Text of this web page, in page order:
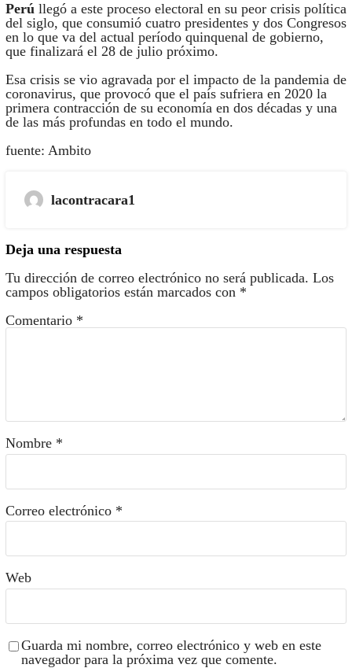
Perúllegó a este proceso electoral en su peor crisis política
del siglo, que consumió cuatro presidentes y dos Congresos
en lo que va del actual período quinquenal de gobierno,
que finalizará el 28 de julio próximo.
Esa crisis se vio agravada por el impacto de la pandemia de
coronavirus, que provocó que el país sufriera en 2020 la
primera contracción de su economía en dos décadas y una
de las más profundas en todo el mundo.
fuente: Ambito
lacontracara1
Deja una respuesta
Tu dirección de correo electrónico no será publicada. Los
campos obligatorios están marcados con *
Comentario *
Nombre *
Correo electrónico *
Web
Guarda mi nombre, correo electrónico y web en este
navegador para la próxima vez que comente.